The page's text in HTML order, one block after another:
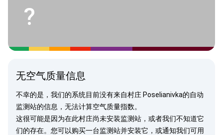
?
无空气质量信息
不幸的是，我们的系统目前没有来自村庄 Poselianivka的自动
监测站的信息，无法计算空气质量指数。
这很可能是因为在此村庄尚未安装监测站，或者我们不知道它
们的存在。您可以购买一台监测站并安装它，或通知我们可用